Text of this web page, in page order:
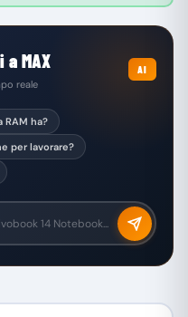
a MAX
reale
AI
RAM ha?
per lavorare?